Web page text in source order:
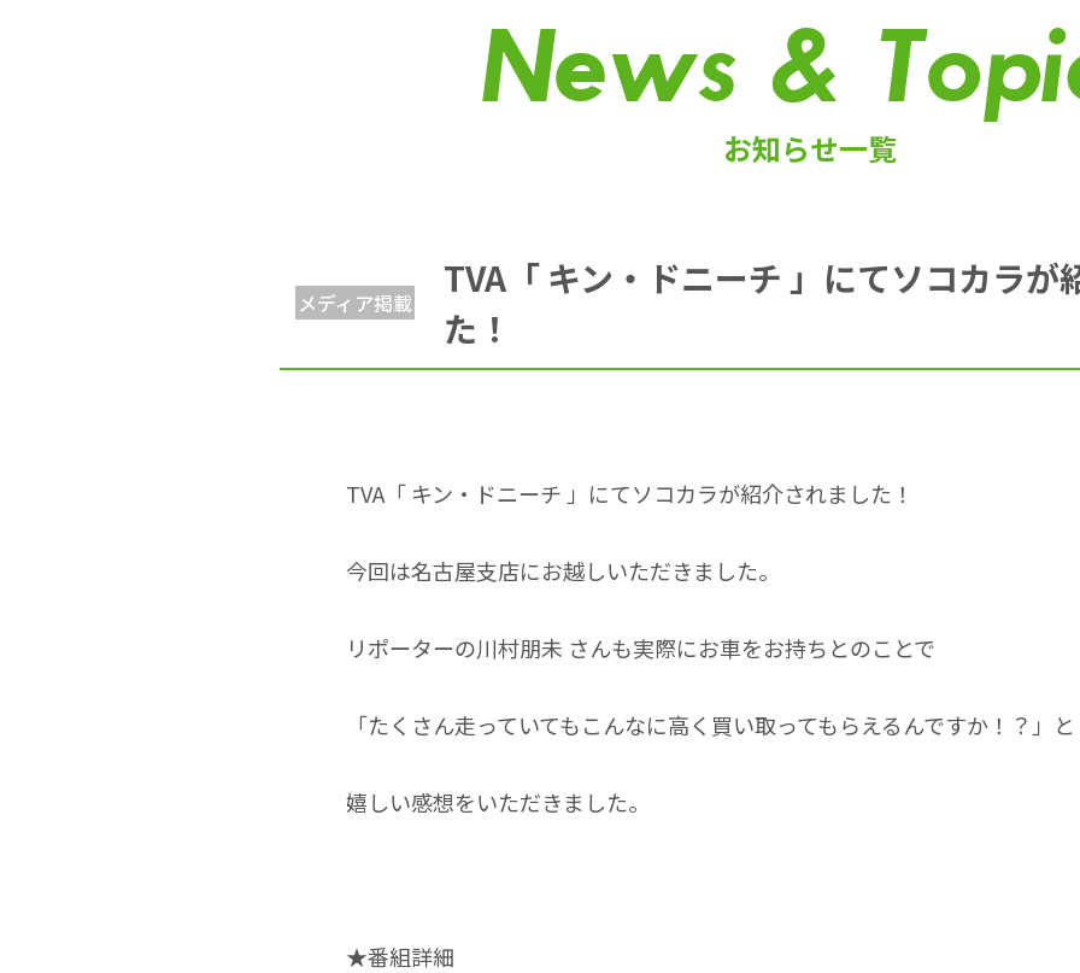
News &
お知らせ一覧
メディア掲載
TVA「 キン・ドニーチ 」にてソコカラが
た！
TVA「 キン・ドニーチ 」にてソコカラが紹介されました！
今回は名古屋支店にお越しいただきました。
リポーターの川村朋未 さんも実際にお車をお持ちとのことで
「たくさん走っていてもこんなに高く買い取ってもらえるんですか！？」と
嬉しい感想をいただきました。
★番組詳細